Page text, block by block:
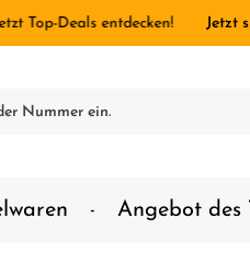
Top-Deals entdecken! Jetzt
Angebot des